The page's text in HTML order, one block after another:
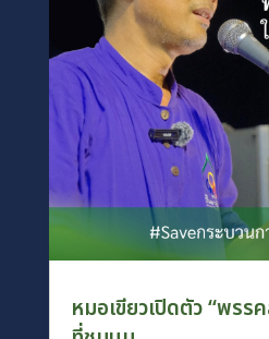
หมอเขียวเปิดตัว “พรร